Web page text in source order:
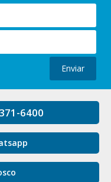
Enviar
6400